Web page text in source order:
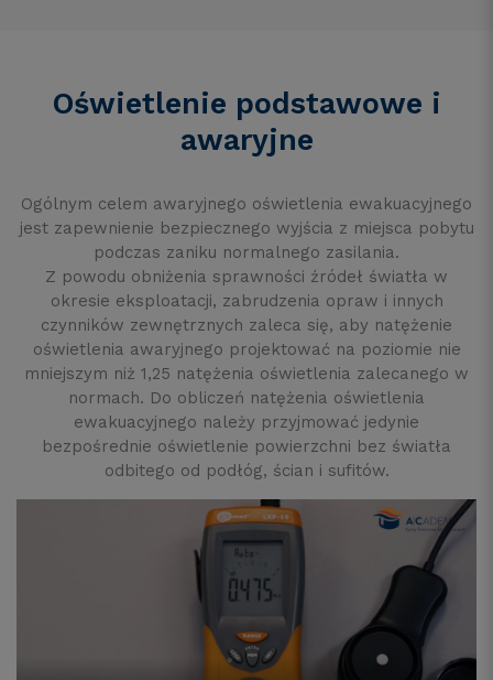
Oświetlenie podstawowe i
awaryjne
Ogólnym celem awaryjnego oświetlenia ewakuacyjnego
jest zapewnienie bezpiecznego wyjścia z miejsca pobytu
podczas zaniku normalnego zasilania.
Z powodu obniżenia sprawności źródeł światła w
okresie eksploatacji, zabrudzenia opraw i innych
czynników zewnętrznych zaleca się, aby natężenie
oświetlenia awaryjnego projektować na poziomie nie
mniejszym niż 1,25 natężenia oświetlenia zalecanego w
normach. Do obliczeń natężenia oświetlenia
ewakuacyjnego należy przyjmować jedynie
bezpośrednie oświetlenie powierzchni bez światła
odbitego od podłóg, ścian i sufitów.